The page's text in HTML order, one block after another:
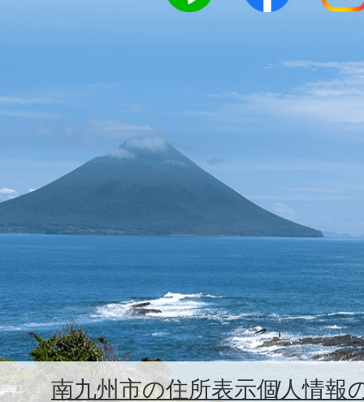
南九州市の住所表示個人情報